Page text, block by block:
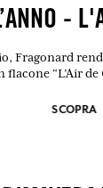
-
Fragonard
“L’Air de
SCOPRA